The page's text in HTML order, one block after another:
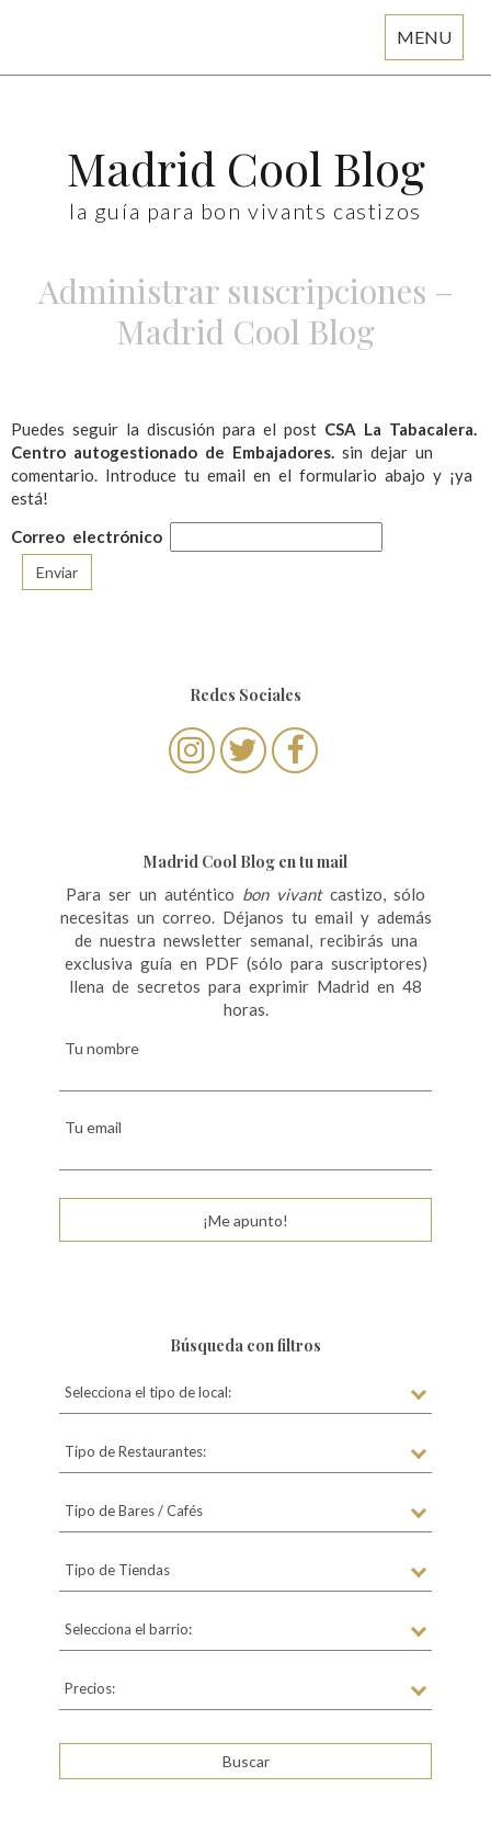
MENU
Madrid Cool Blog
la guía para bon vivants castizos
Administrar suscripciones –
Madrid Cool Blog
Puedes seguir la discusión para el post CSA La Tabacalera.
Centro autogestionado de Embajadores. sin dejar un
comentario. Introduce tu email en el formulario abajo y ¡ya
está!
Correo electrónico
Redes Sociales
Madrid Cool Blog en tu mail
Para ser un auténtico bon vivantcastizo, sólo
necesitas un correo. Déjanos tu email y además
de nuestra newsletter semanal, recibirás una
exclusiva guía en PDF (sólo para suscriptores)
llena de secretos para exprimir Madrid en 48
horas.
Tu nombre
Tu email
¡Me apunto!
Búsqueda con filtros
Selecciona el tipo de local:
Tipo de Restaurantes:
Tipo de Bares / Cafés
Tipo de Tiendas
Selecciona el barrio:
Precios: